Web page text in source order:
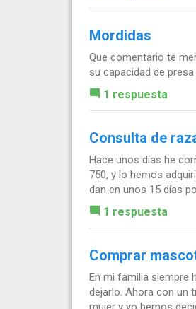
Mordidas
Que comentario te
su capacidad de
1 respuesta
Consulta de
Hace unos días he
750, y lo hemos
dan en unos 15 días
1 respuesta
Comprar
En mi familia siempre
dejarlo. Ahora con un